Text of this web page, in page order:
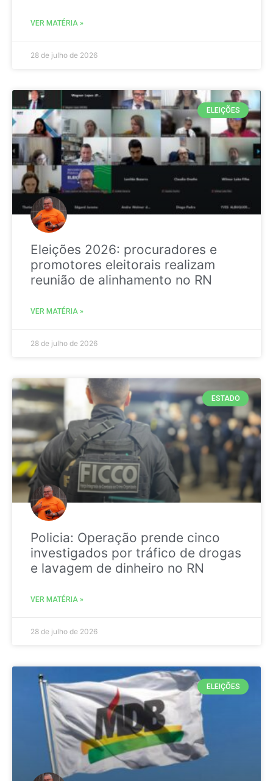
VER MATÉRIA »
28 de julho de 2026
ELEIÇÕES
Eleições 2026: procuradores e
promotores eleitorais realizam
reunião de alinhamento no RN
VER MATÉRIA »
28 de julho de 2026
ESTADO
Policia: Operação prende cinco
investigados por tráfico de drogas
e lavagem de dinheiro no RN
VER MATÉRIA »
28 de julho de 2026
ELEIÇÕES